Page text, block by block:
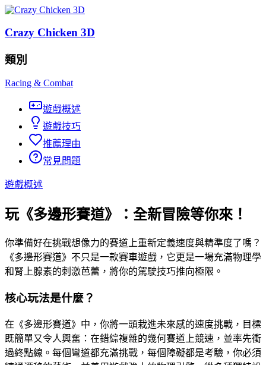
Crazy Chicken 3D
類別
Racing & Combat
遊戲概述
遊戲技巧
推薦理由
常見問題
遊戲概述
玩《多邊形賽道》：全新冒險等你來！
你準備好在挑戰想像力的賽道上重新定義速度與精準度了嗎？
《多邊形賽道》不只是一款賽車遊戲，它更是一場充滿物理學
和腎上腺素的刺激芭蕾，將你的駕駛技巧推向極限。
核心玩法是什麼？
在《多邊形賽道》中，你將一頭栽進未來感的速度挑戰，目標
既簡單又令人興奮：在錯綜複雜的幾何賽道上競速，並率先衝
過終點線。每個彎道都充滿挑戰，每個障礙都是考驗，你必須